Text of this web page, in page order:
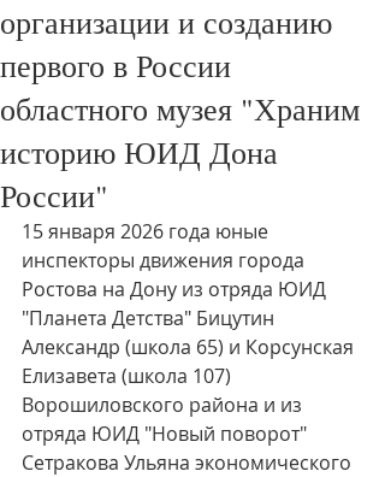
организации и созданию
первого в России
областного музея "Храним
историю ЮИД Дона
России"
15 января 2026 года юные
инспекторы движения города
Ростова на Дону из отряда ЮИД
"Планета Детства" Бицутин
Александр (школа 65) и Корсунская
Елизавета (школа 107)
Ворошиловского района и из
отряда ЮИД "Новый поворот"
Сетракова Ульяна экономического